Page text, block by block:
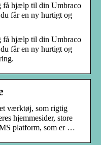
få hjælp til din Umbraco
får en ny hurtigt og
få hjælp til din Umbraco
får en ny hurtigt og
værktøj, som rigtig
hjemmesider, store
platform, som er …